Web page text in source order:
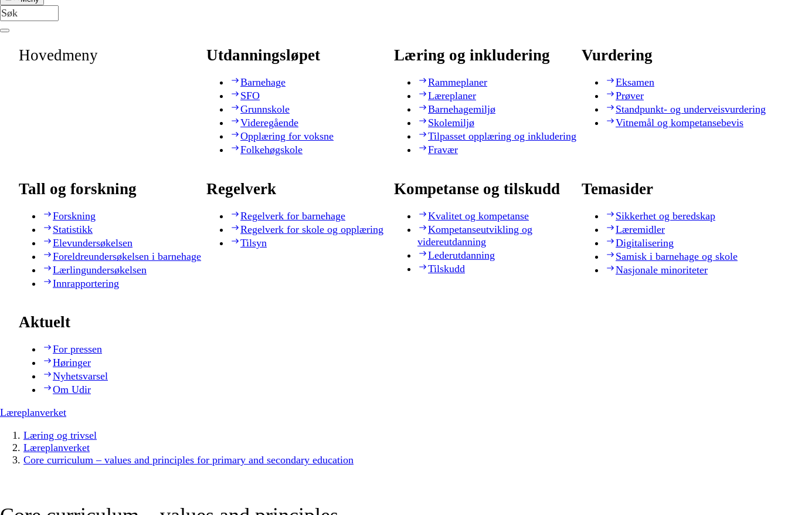
Hovedmeny Utdanningsløpet
Barnehage
SFO
Grunnskole
Videregående
Opplæring for voksne
Folkehøgskole
Læring og inkludering
Rammeplaner
Læreplaner
Barnehagemiljø
Skolemiljø
Tilpasset opplæring og inkludering
Fravær
Vurdering
Eksamen
Prøver
Standpunkt- og underveisvurdering
Vitnemål og kompetansebevis
Tall og forskning
Forskning
Statistikk
Elevundersøkelsen
Foreldreundersøkelsen i barnehage
Lærlingundersøkelsen
Innrapportering
Regelverk
Regelverk for barnehage
Regelverk for skole og opplæring
Tilsyn
Kompetanse og tilskudd
Kvalitet og kompetanse
Kompetanseutvikling og
videreutdanning
Lederutdanning
Tilskudd
Temasider
Sikkerhet og beredskap
Læremidler
Digitalisering
Samisk i barnehage og skole
Nasjonale minoriteter
Aktuelt
For pressen
Høringer
Nyhetsvarsel
Om Udir
Læreplanverket
Læring og trivsel
Læreplanverket
Core curriculum – values and principles for primary and secondary education